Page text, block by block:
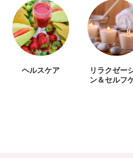
ヘルスケア
リラクゼー
ン＆セルフ